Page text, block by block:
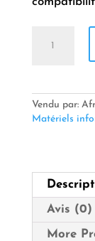
LED
FHD
30 PIN
(eDP
Slim)
Vendu par:
Matériels
Avis (0)
More